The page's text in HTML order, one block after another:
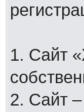
1. Сайт
2. Сайт